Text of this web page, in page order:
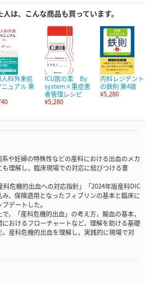
は、こんな商品も買っています。
科外来処
ュアル 第
ICU医の素 By
system×重症患
者管理レシピ
¥5,280
内科レジデント
の鉄則 第4版
¥5,280
や妊婦の特殊性などの産科における出血のメカ
理解し，臨床現場での対応に結びつける書
科危機的出血への対応指針」「2024年版産科DIC
，保険適用となったフィブリンの基本と臨床に
デートした。
，「産科危機的出血」の考え方，輸血の基本，
おけるフローチャートなど，理解を助ける基礎
産科危機的出血を理解し，実践的に現場で対